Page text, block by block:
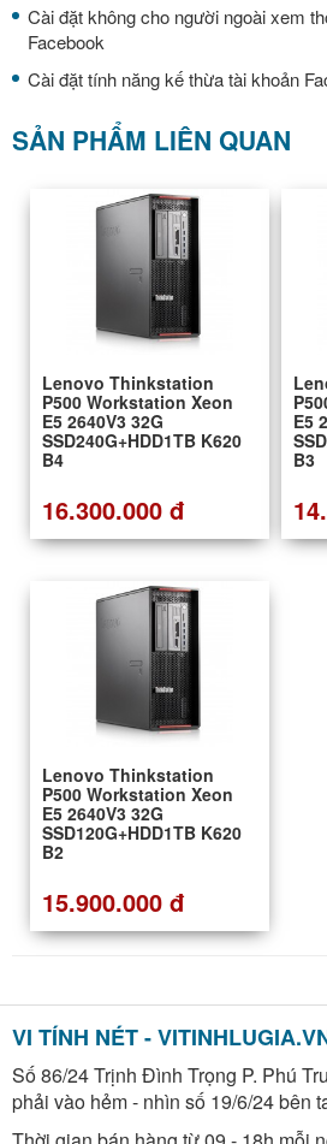
Cài đặt không cho người ngoài xem
Facebook
Cài đặt tính năng kế thừa tài khoản
SẢN PHẨM LIÊN QUAN
Lenovo Thinkstation
P500 Workstation Xeon
E5 2640V3 32G
SSD240G+HDD1TB K620
B4
16.300.000 đ
E5
B3
Lenovo Thinkstation
P500 Workstation Xeon
E5 2640V3 32G
SSD120G+HDD1TB K620
B2
15.900.000 đ
VI TÍNH NÉT -
Số 86/24 Trịnh Đình Trọng P. Phú
phải vào hẻm - nhìn số 19/6/24 bên